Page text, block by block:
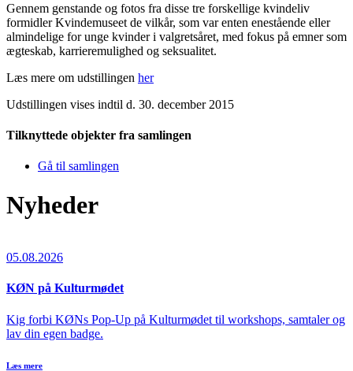
Gennem genstande og fotos fra disse tre forskellige kvindeliv
formidler Kvindemuseet de vilkår, som var enten enestående eller
almindelige for unge kvinder i valgretsåret, med fokus på emner som
ægteskab, karrieremulighed og seksualitet.
Læs mere om udstillingen her
Udstillingen vises indtil d. 30. december 2015
Tilknyttede objekter fra samlingen
Gå til samlingen
Nyheder
05.08.2026
KØN på Kulturmødet
Kig forbi KØNs Pop-Up på Kulturmødet til workshops, samtaler og
lav din egen badge.
Læs mere